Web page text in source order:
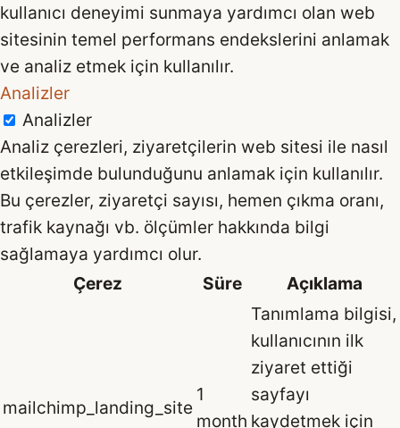
kullanıcı deneyimi sunmaya yardımcı olan web
sitesinin temel performans endekslerini anlamak
ve analiz etmek için kullanılır.
Analizler
Analizler
Analiz çerezleri, ziyaretçilerin web sitesi ile nasıl
etkileşimde bulunduğunu anlamak için kullanılır.
Bu çerezler, ziyaretçi sayısı, hemen çıkma oranı,
trafik kaynağı vb. ölçümler hakkında bilgi
sağlamaya yardımcı olur.
Çerez
Süre Açıklama
mailchimp_landing_site
1
month
Tanımlama bilgisi,
kullanıcının ilk
ziyaret ettiği
sayfayı
kaydetmek için